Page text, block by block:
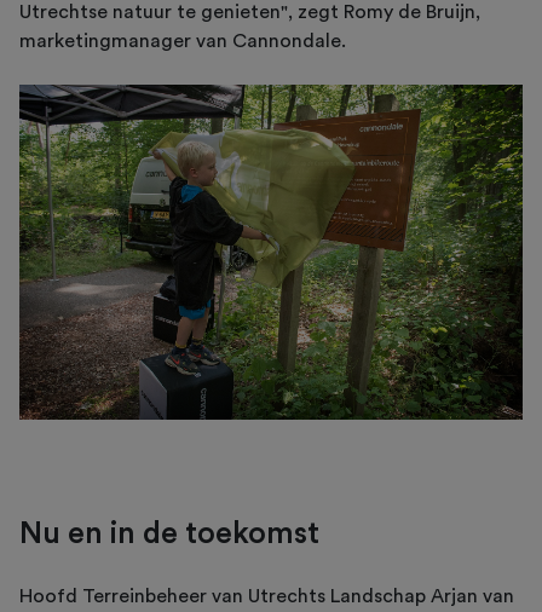
Utrechtse natuur te genieten", zegt Romy de Bruijn,
marketingmanager van Cannondale.
Nu en in de toekomst
Hoofd Terreinbeheer van Utrechts Landschap Arjan van